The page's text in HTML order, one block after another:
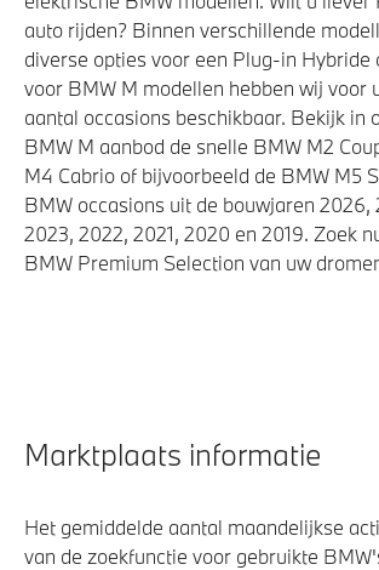
auto rijden? Binnen verschillende
diverse opties voor een Plug-in Hybride
voor BMW M modellen hebben wij voor
aantal occasions beschikbaar. Bekijk in
BMW M aanbod de snelle BMW M2
M4 Cabrio of bijvoorbeeld de BMW M5
BMW occasions uit de bouwjaren 2026,
2023, 2022, 2021, 2020 en 2019. Zoek
BMW Premium Selection van uw
Marktplaats informatie
Het gemiddelde aantal maandelijkse
van de zoekfunctie voor gebruikte